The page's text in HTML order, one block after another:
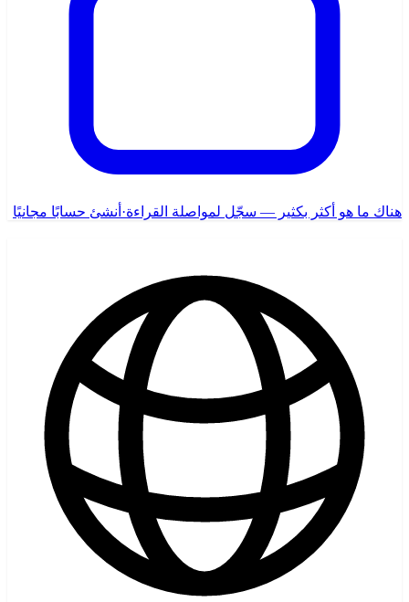
هناك ما هو أكثر بكثير — سجّل لمواصلة القراءة· أنشئ حسابًا مجانيًا